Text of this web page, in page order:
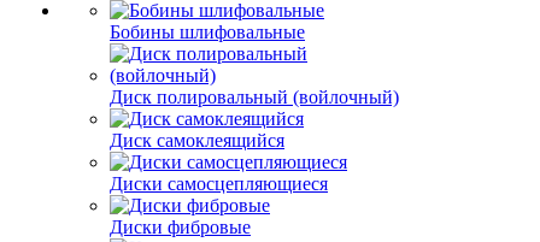
Бобины шлифовальные
Диск полировальный (войлочный)
Диск самоклеящийся
Диски самосцепляющиеся
Диски фибровые